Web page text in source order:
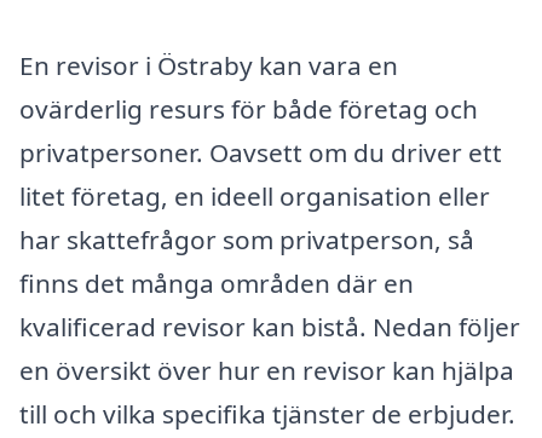
En revisor i Östraby kan vara en
ovärderlig resurs för både företag och
privatpersoner. Oavsett om du driver ett
litet företag, en ideell organisation eller
har skattefrågor som privatperson, så
finns det många områden där en
kvalificerad revisor kan bistå. Nedan följer
en översikt över hur en revisor kan hjälpa
till och vilka specifika tjänster de erbjuder.